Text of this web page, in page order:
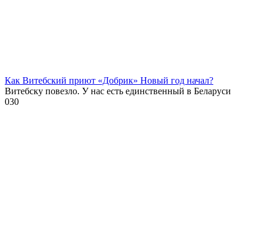
Как Витебский приют «Добрик» Новый год начал?
Витебску повезло. У нас есть единственный в Беларуси
030